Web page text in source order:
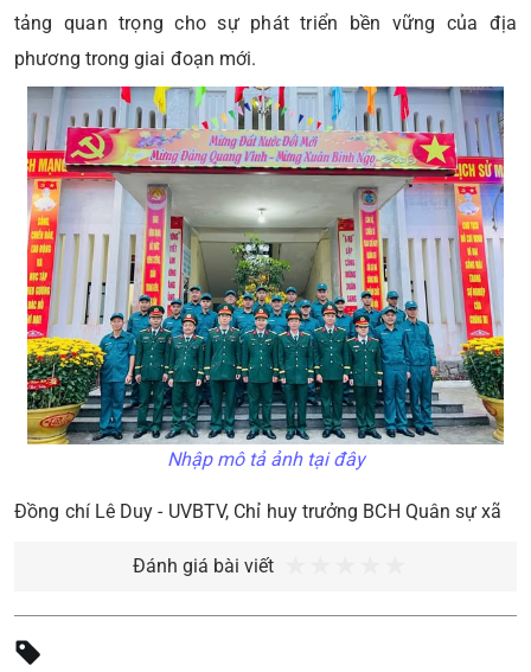
tảng quan trọng cho sự phát triển bền vững của địa
phương trong giai đoạn mới.
Nhập mô tả ảnh tại đây
Đồng chí Lê Duy - UVBTV, Chỉ huy trưởng BCH Quân sự xã
Đánh giá bài viết